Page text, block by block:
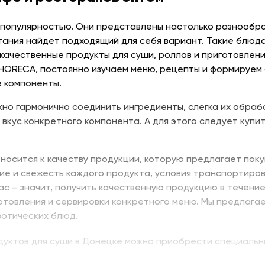
Они представлены настолько
найдет подходящий для себя вариант. Такие
продукты для суши, роллов и
постоянно изучаем меню, рецепты и
компоненты.
гармонично соединить ингредиенты, слегка их
конкретного компонента. А для этого следует
к качеству продукции, которую предлагает
и свежесть каждого продукта, условия
– значит, получить качественную продукцию в
и сервировки конкретного меню. Мы
блюд.
для суши в Донецке можно приобрести